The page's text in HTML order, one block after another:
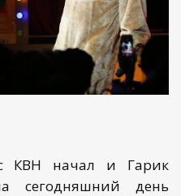
КВН начал и Гарик
сегодняшний день